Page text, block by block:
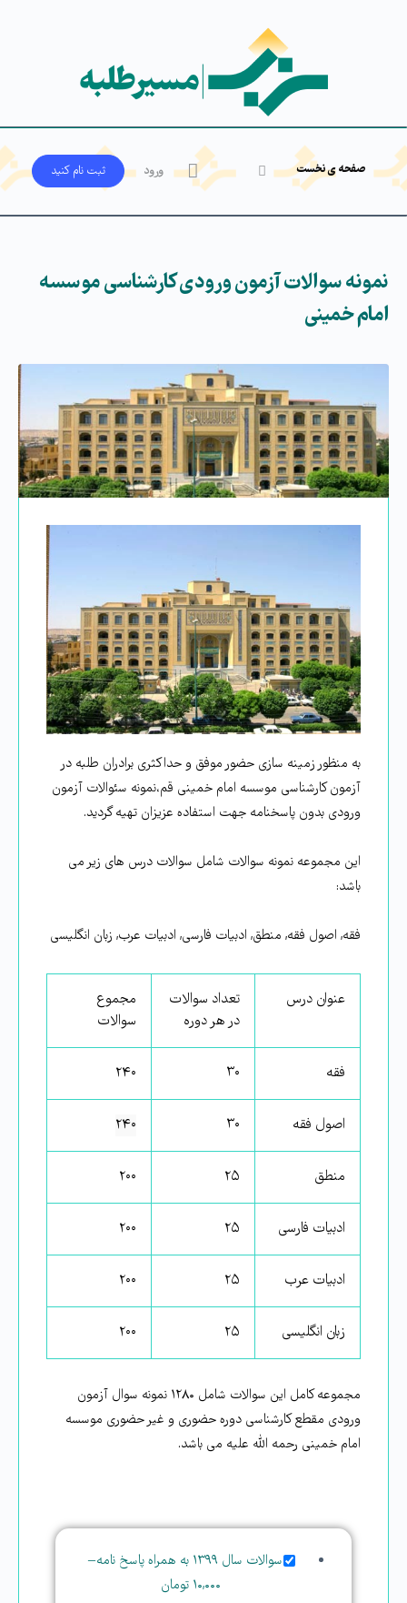
صفحه ی نخست ورود ثبت‌ نام کنید
نمونه سوالات آزمون ورودی کارشناسی موسسه
امام خمینی
به منظور زمینه ‌سازی حضور موفق و حداكثری برادران طلبه در
آزمون کارشناسی موسسه امام خمینی قم،نمونه سئوالات آزمون
ورودی بدون پاسخنامه جهت استفاده عزيزان تهيه گرديد.
این مجموعه نمونه سوالات شامل سوالات درس های زیر می
باشد:
فقه, اصول فقه, منطق, ادبیات فارسی, ادبیات عرب, زبان انگلیسی
عنوان درس
تعداد سوالات
در هر دوره
مجموع
سوالات
فقه ۳۰ ۲۴۰
اصول فقه ۳۰ ۲۴۰
منطق ۲۵ ۲۰۰
ادبیات فارسی ۲۵ ۲۰۰
ادبیات عرب ۲۵ ۲۰۰
زبان انگلیسی ۲۵ ۲۰۰
مجموعه کامل این سوالات شامل ۱۲۸۰ نمونه سوال آزمون
ورودی مقطع کارشناسی دوره حضوری و غیر حضوری موسسه
امام خمینی رحمه الله علیه می باشد.
سوالات سال ۱۳۹۹ به همراه پاسخ نامه
–
۱۰,۰۰۰ تومان